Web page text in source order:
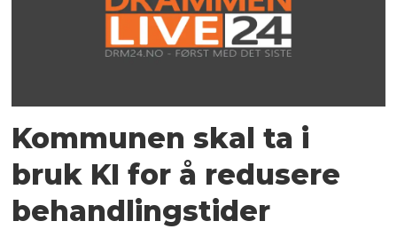
Kommunen skal ta i
bruk KI for å redusere
behandlingstider